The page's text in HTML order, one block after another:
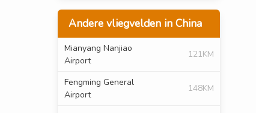
Andere vliegvelden in China
Mianyang Nanjiao
Airport
121KM
Fengming General
Airport
148KM